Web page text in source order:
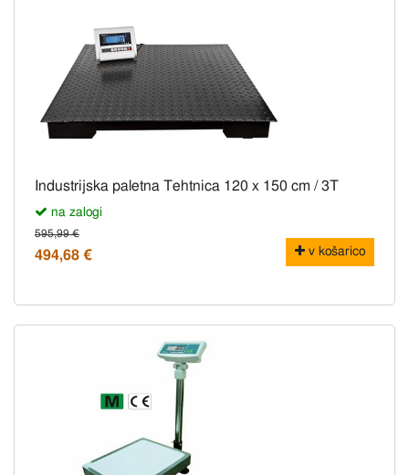
Industrijska paletna Tehtnica 120 x 150 cm / 3T
na zalogi
595,99 €
494,68 € v košarico